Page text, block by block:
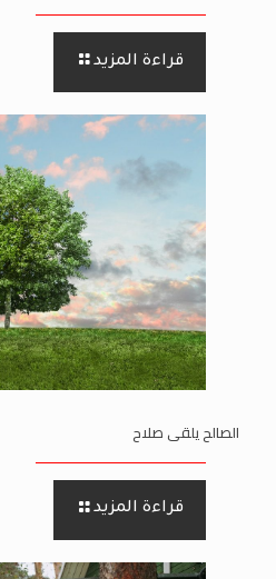
قراءة المزيد
الصالح يلقى صلاح
قراءة المزيد